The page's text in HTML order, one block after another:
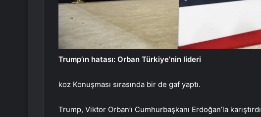
Trump’ın hatası: Orban Türkiye’nin lideri
koz Konuşması sırasında bir de gaf yaptı.
Trump, Viktor Orban’ı Cumhurbaşkanı Erdoğan’la karıştırdı